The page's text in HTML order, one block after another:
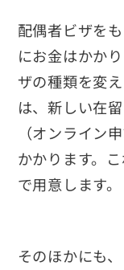
配偶者ビザを
にお金はかか
ザの種類を変
は、新しい在
（オンライン
かかります。
で用意します。
そのほかにも